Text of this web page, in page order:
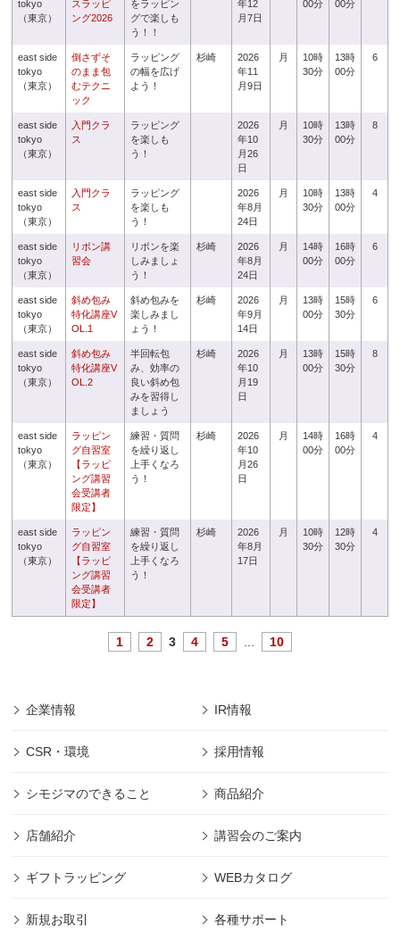
tokyo
（東京）
スラッピ
ング2026
をラッピン
グで楽しも
う！！
年12
月7日
00分
00分
east side
tokyo
（東京）
倒さずそ
のまま包
むテクニ
ック
ラッピング
の幅を広げ
よう！
杉崎
2026
年11
月9日
月
10時
30分
13時
00分
6
east side
tokyo
（東京）
入門クラ
ス
ラッピング
を楽しも
う！
2026
年10
月26
日
月
10時
30分
13時
00分
8
east side
tokyo
（東京）
入門クラ
ス
ラッピング
を楽しも
う！
2026
年8月
24日
月
10時
30分
13時
00分
4
east side
tokyo
（東京）
リボン講
習会
リボンを楽
しみましょ
う！
杉崎
2026
年8月
24日
月
14時
00分
16時
00分
6
east side
tokyo
（東京）
斜め包み
特化講座V
OL.1
斜め包みを
楽しみまし
ょう！
杉崎
2026
年9月
14日
月
13時
00分
15時
30分
6
east side
tokyo
（東京）
斜め包み
特化講座V
OL.2
半回転包
み、効率の
良い斜め包
みを習得し
ましょう
杉崎
2026
年10
月19
日
月
13時
00分
15時
30分
8
east side
tokyo
（東京）
ラッピン
グ自習室
【ラッピ
ング講習
会受講者
限定】
練習・質問
を繰り返し
上手くなろ
う！
杉崎
2026
年10
月26
日
月
14時
00分
16時
00分
4
east side
tokyo
（東京）
ラッピン
グ自習室
【ラッピ
ング講習
会受講者
限定】
練習・質問
を繰り返し
上手くなろ
う！
杉崎
2026
年8月
17日
月
10時
30分
12時
30分
4
1 2 3 4 5 10
企業情報 IR情報
CSR・環境 採用情報
シモジマのできること 商品紹介
店舗紹介 講習会のご案内
ギフトラッピング WEBカタログ
新規お取引 各種サポート